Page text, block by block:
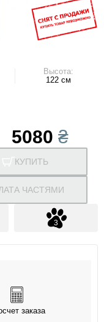
Высота:
122 см
5080₴
КУПИТЬ
ЧАСТЯМИ
заказа